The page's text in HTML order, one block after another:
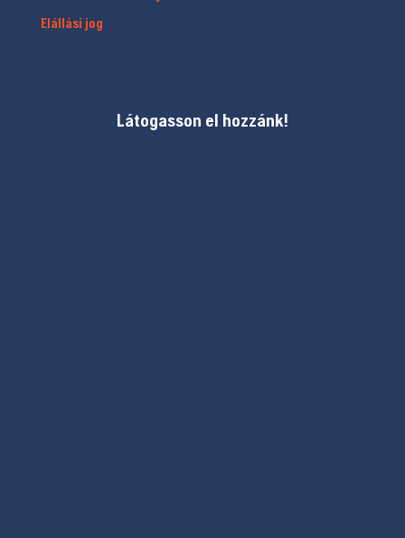
Elállási jog
Látogasson el hozzánk!